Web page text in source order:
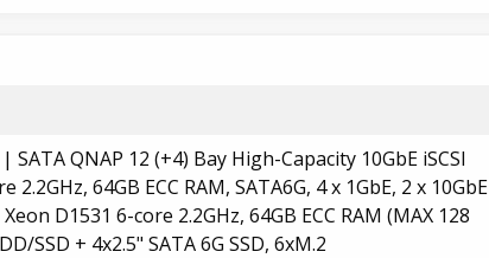
QNAP 12 (+4) Bay High-Capacity 10GbE iSCSI
64GB ECC RAM, SATA6G, 4 x 1GbE, 2 x 10GbE
D1531 6-core 2.2GHz, 64GB ECC RAM (MAX 128
SSD + 4x2.5" SATA 6G SSD, 6xM.2